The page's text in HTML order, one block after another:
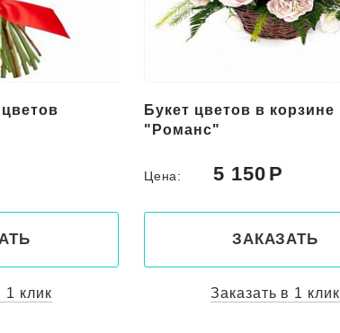
1 клик
Букет цветов в корзине
"Романс"
Цена: 5 150
ЗАКАЗАТЬ
Заказать в 1 клик